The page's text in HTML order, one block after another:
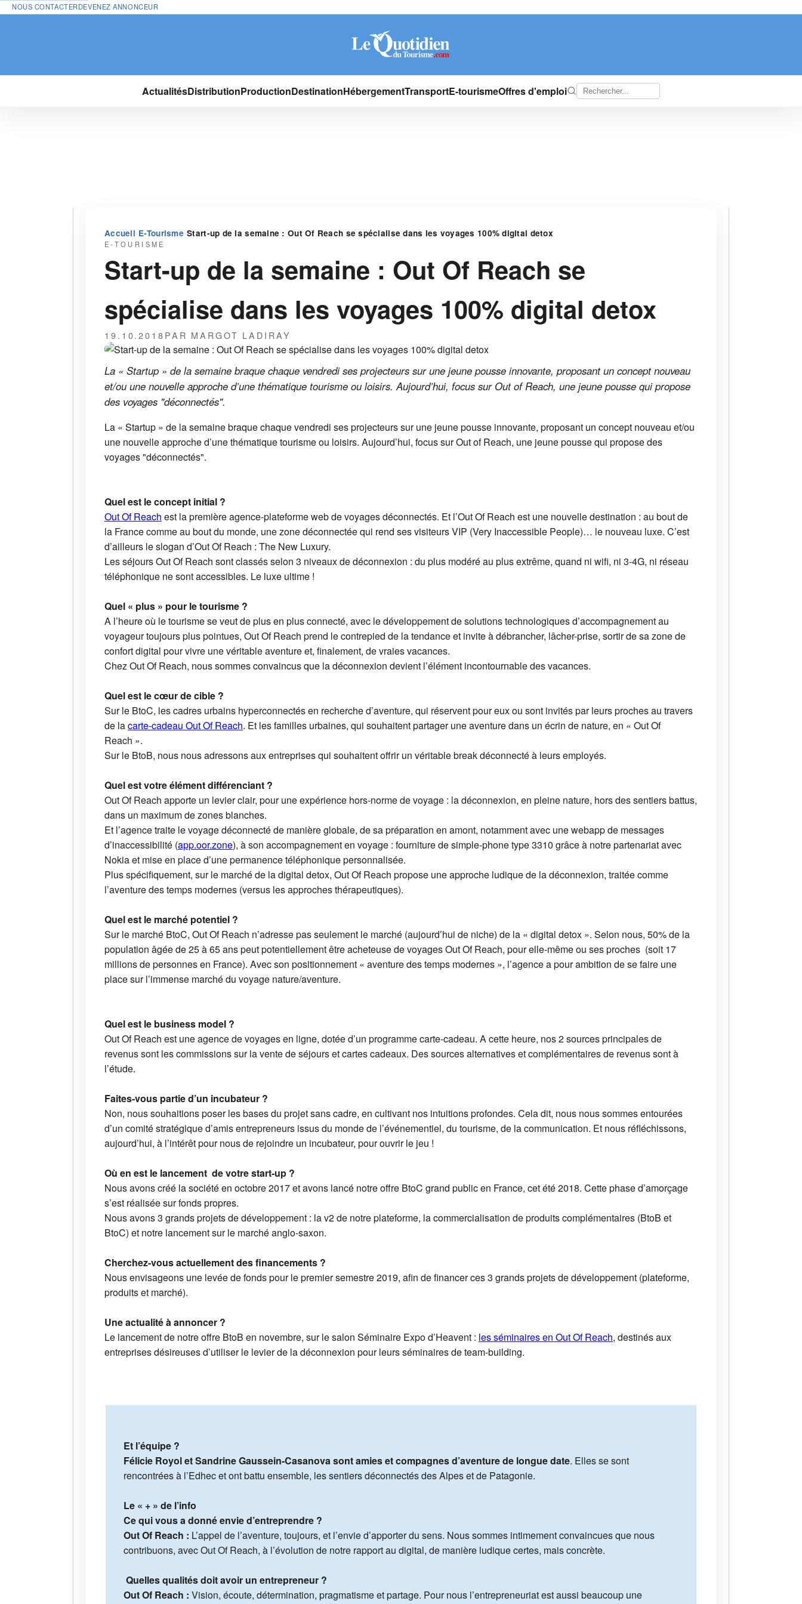
NOUS CONTACTERDEVENEZ ANNONCEUR
ActualitésDistributionProductionDestinationHébergementTransportE-tourismeOffres d'emploi
Accueil›E-Tourisme›Start-up de la semaine : Out Of Reach se spécialise dans les voyages 100% digital detox
E-TOURISME
Start-up de la semaine : Out Of Reach se
spécialise dans les voyages 100% digital detox
19.10.2018PAR MARGOT LADIRAY
La « Startup » de la semaine braque chaque vendredi ses projecteurs sur une jeune pousse innovante, proposant un concept nouveau
et/ou une nouvelle approche d’une thématique tourisme ou loisirs. Aujourd’hui, focus sur Out of Reach, une jeune pousse qui propose
des voyages "déconnectés".
La « Startup » de la semaine braque chaque vendredi ses projecteurs sur une jeune pousse innovante, proposant un concept nouveau et/ou
une nouvelle approche d’une thématique tourisme ou loisirs. Aujourd’hui, focus sur Out of Reach, une jeune pousse qui propose des
voyages "déconnectés".
Quel est le concept initial ?
Out Of Reach est la première agence-plateforme web de voyages déconnectés. Et l’Out Of Reach est une nouvelle destination : au bout de
la France comme au bout du monde, une zone déconnectée qui rend ses visiteurs VIP (Very Inaccessible People)… le nouveau luxe. C’est
d’ailleurs le slogan d’Out Of Reach : The New Luxury.
Les séjours Out Of Reach sont classés selon 3 niveaux de déconnexion : du plus modéré au plus extrême, quand ni wifi, ni 3-4G, ni réseau
téléphonique ne sont accessibles. Le luxe ultime !
Quel « plus » pour le tourisme ?
A l’heure où le tourisme se veut de plus en plus connecté, avec le développement de solutions technologiques d’accompagnement au
voyageur toujours plus pointues, Out Of Reach prend le contrepied de la tendance et invite à débrancher, lâcher-prise, sortir de sa zone de
confort digital pour vivre une véritable aventure et, finalement, de vraies vacances.
Chez Out Of Reach, nous sommes convaincus que la déconnexion devient l’élément incontournable des vacances.
Quel est le cœur de cible ?
Sur le BtoC, les cadres urbains hyperconnectés en recherche d’aventure, qui réservent pour eux ou sont invités par leurs proches au travers
de lacarte-cadeau Out Of Reach. Et les familles urbaines, qui souhaitent partager une aventure dans un écrin de nature, en « Out Of
Reach ».
Sur le BtoB, nous nous adressons aux entreprises qui souhaitent offrir un véritable break déconnecté à leurs employés.
Quel est votre élément différenciant ?
Out Of Reach apporte un levier clair, pour une expérience hors-norme de voyage : la déconnexion, en pleine nature, hors des sentiers battus,
dans un maximum de zones blanches.
Et l’agence traite le voyage déconnecté de manière globale, de sa préparation en amont, notamment avec une webapp de messages
d’inaccessibilité (app.oor.zone), à son accompagnement en voyage : fourniture de simple-phone type 3310 grâce à notre partenariat avec
Nokia et mise en place d’une permanence téléphonique personnalisée.
Plus spécifiquement, sur le marché de la digital detox, Out Of Reach propose une approche ludique de la déconnexion, traitée comme
l’aventure des temps modernes (versus les approches thérapeutiques).
Quel est le marché potentiel ?
Sur le marché BtoC, Out Of Reach n’adresse pas seulement le marché (aujourd’hui de niche) de la « digital detox ». Selon nous, 50% de la
population âgée de 25 à 65 ans peut potentiellement être acheteuse de voyages Out Of Reach, pour elle-même ou ses proches (soit 17
millions de personnes en France). Avec son positionnement « aventure des temps modernes », l’agence a pour ambition de se faire une
place sur l’immense marché du voyage nature/aventure.
Quel est le business model ?
Out Of Reach est une agence de voyages en ligne, dotée d’un programme carte-cadeau. A cette heure, nos 2 sources principales de
revenus sont les commissions sur la vente de séjours et cartes cadeaux. Des sources alternatives et complémentaires de revenus sont à
l’étude.
Faites-vous partie d’un incubateur ?
Non, nous souhaitions poser les bases du projet sans cadre, en cultivant nos intuitions profondes. Cela dit, nous nous sommes entourées
d’un comité stratégique d’amis entrepreneurs issus du monde de l’événementiel, du tourisme, de la communication. Et nous réfléchissons,
aujourd’hui, à l’intérêt pour nous de rejoindre un incubateur, pour ouvrir le jeu !
Où en est le lancement de votre start-up ?
Nous avons créé la société en octobre 2017 et avons lancé notre offre BtoC grand public en France, cet été 2018. Cette phase d’amorçage
s’est réalisée sur fonds propres.
Nous avons 3 grands projets de développement : la v2 de notre plateforme, la commercialisation de produits complémentaires (BtoB et
BtoC) et notre lancement sur le marché anglo-saxon.
Cherchez-vous actuellement des financements ?
Nous envisageons une levée de fonds pour le premier semestre 2019, afin de financer ces 3 grands projets de développement (plateforme,
produits et marché).
Une actualité à annoncer ?
Le lancement de notre offre BtoB en novembre, sur le salon Séminaire Expo d’Heavent : les séminaires en Out Of Reach, destinés aux
entreprises désireuses d’utiliser le levier de la déconnexion pour leurs séminaires de team-building.
Et l’équipe ?
Félicie Royol et Sandrine Gaussein-Casanova sont amies et compagnes d’aventure de longue date. Elles se sont
rencontrées à l’Edhec et ont battu ensemble, les sentiers déconnectés des Alpes et de Patagonie.
Le « + » de l’info
Ce qui vous a donné envie d’entreprendre ?
Out Of Reach : L’appel de l’aventure, toujours, et l’envie d’apporter du sens. Nous sommes intimement convaincues que nous
contribuons, avec Out Of Reach, à l’évolution de notre rapport au digital, de manière ludique certes, mais concrète.
Quelles qualités doit avoir un entrepreneur ?
Out Of Reach : Vision, écoute, détermination, pragmatisme et partage. Pour nous l’entrepreneuriat est aussi beaucoup une